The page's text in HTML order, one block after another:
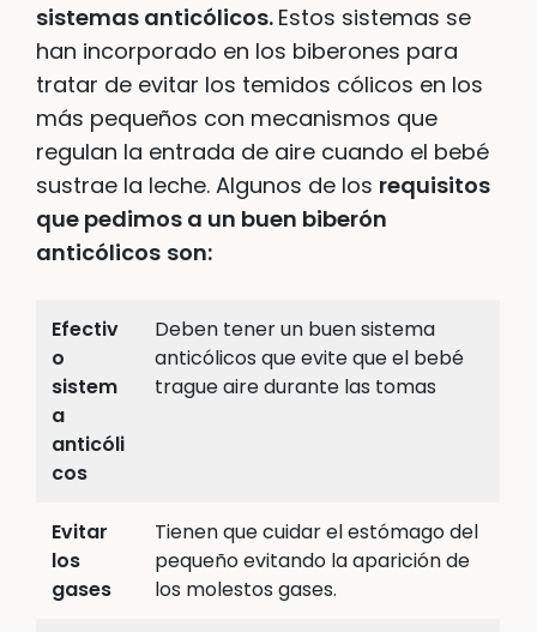
sistemas anticólicos. Estos sistemas se
han incorporado en los biberones para
tratar de evitar los temidos cólicos en los
más pequeños con mecanismos que
regulan la entrada de aire cuando el bebé
sustrae la leche. Algunos de los requisitos
que pedimos a un buen biberón
anticólicos son:
Efectiv
o
sistem
a
anticóli
cos
Deben tener un buen sistema
anticólicos que evite que el bebé
trague aire durante las tomas
Evitar
los
gases
Tienen que cuidar el estómago del
pequeño evitando la aparición de
los molestos gases.